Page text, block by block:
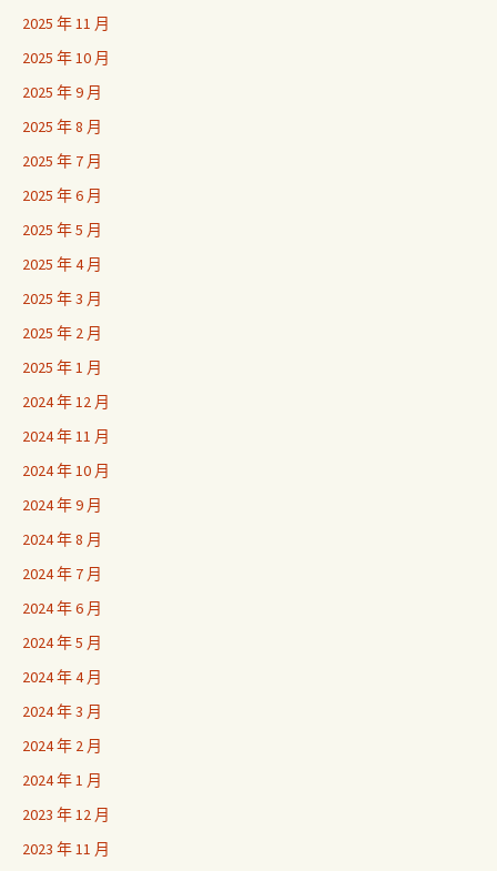
2025 年 11 月
2025 年 10 月
2025 年 9 月
2025 年 8 月
2025 年 7 月
2025 年 6 月
2025 年 5 月
2025 年 4 月
2025 年 3 月
2025 年 2 月
2025 年 1 月
2024 年 12 月
2024 年 11 月
2024 年 10 月
2024 年 9 月
2024 年 8 月
2024 年 7 月
2024 年 6 月
2024 年 5 月
2024 年 4 月
2024 年 3 月
2024 年 2 月
2024 年 1 月
2023 年 12 月
2023 年 11 月